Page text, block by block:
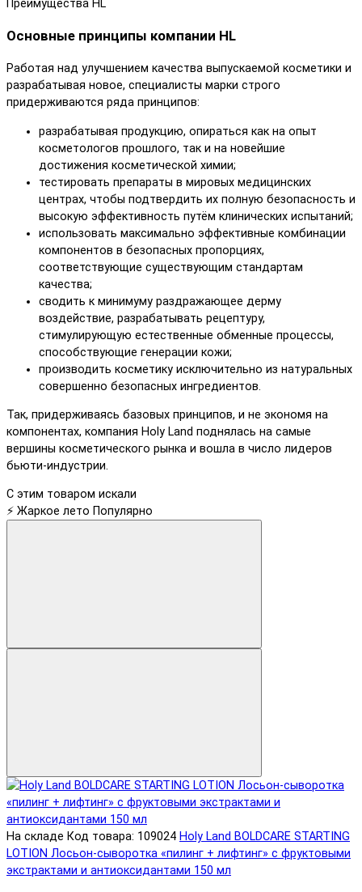
Преимущества HL
Основные принципы компании HL
Работая над улучшением качества выпускаемой косметики и
разрабатывая новое, специалисты марки строго
придерживаются ряда принципов:
разрабатывая продукцию, опираться как на опыт
косметологов прошлого, так и на новейшие
достижения косметической химии;
тестировать препараты в мировых медицинских
центрах, чтобы подтвердить их полную безопасность и
высокую эффективность путём клинических испытаний;
использовать максимально эффективные комбинации
компонентов в безопасных пропорциях,
соответствующие существующим стандартам
качества;
сводить к минимуму раздражающее дерму
воздействие, разрабатывать рецептуру,
стимулирующую естественные обменные процессы,
способствующие генерации кожи;
производить косметику исключительно из натуральных
совершенно безопасных ингредиентов.
Так, придерживаясь базовых принципов, и не экономя на
компонентах, компания Holy Land поднялась на самые
вершины косметического рынка и вошла в число лидеров
бьюти-индустрии.
С этим товаром искали
⚡ Жаркое лето Популярно
На складе Код товара: 109024 Holy Land BOLDCARE STARTING
LOTION Лосьон-сыворотка «пилинг + лифтинг» с фруктовыми
экстрактами и антиоксидантами 150 мл